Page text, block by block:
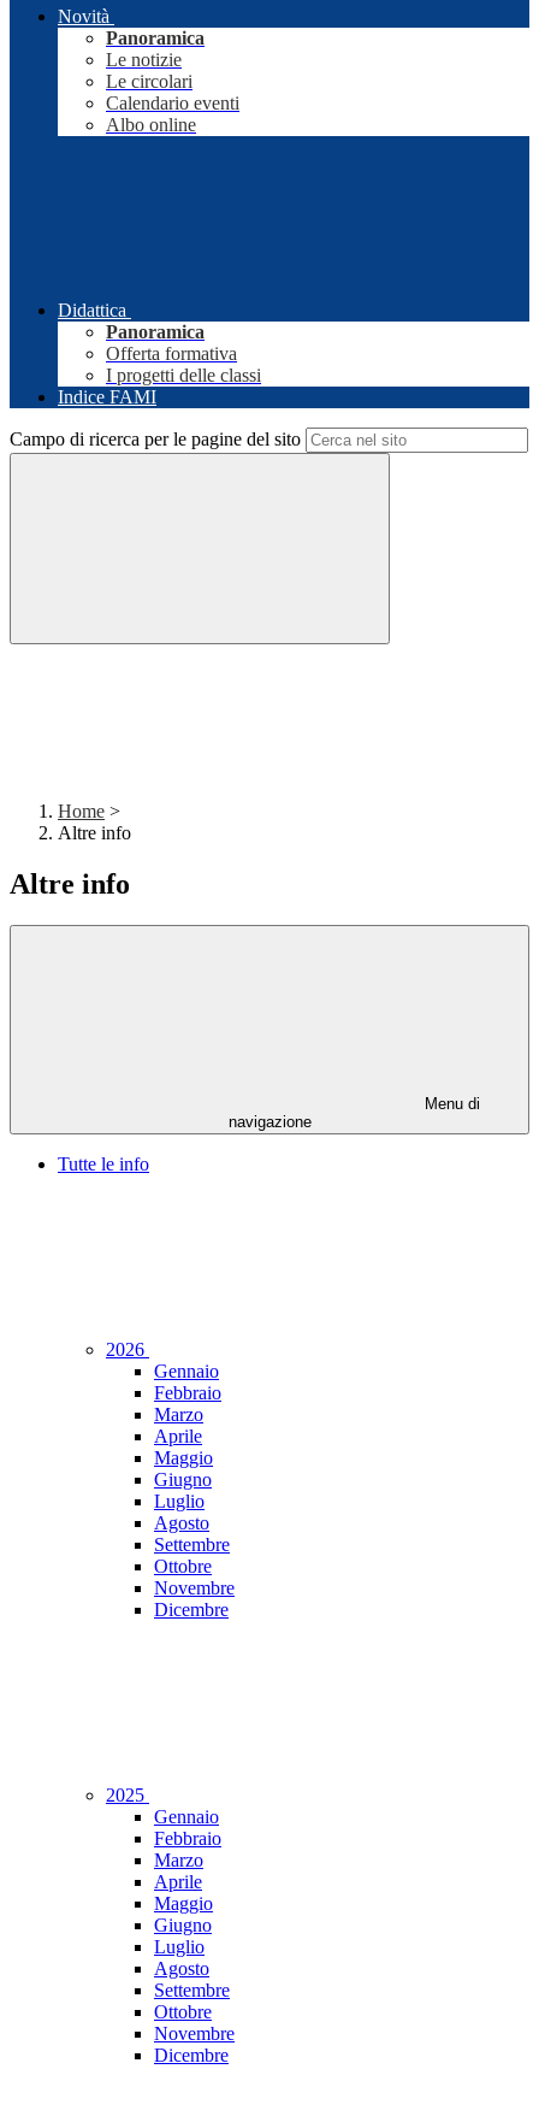
Novità
Panoramica
Le notizie
Le circolari
Calendario eventi
Albo online
Didattica
Panoramica
Offerta formativa
I progetti delle classi
Indice FAMI
Campo di ricerca per le pagine del sito
Home >
Altre info
Altre info
Menu di
navigazione
Tutte le info
2026
Gennaio
Febbraio
Marzo
Aprile
Maggio
Giugno
Luglio
Agosto
Settembre
Ottobre
Novembre
Dicembre
2025
Gennaio
Febbraio
Marzo
Aprile
Maggio
Giugno
Luglio
Agosto
Settembre
Ottobre
Novembre
Dicembre